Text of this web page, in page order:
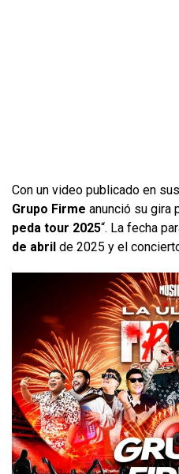
Con un video publicado en
Grupo Firme anunció su gira
peda tour 2025“. La fecha
de abril de 2025 y el